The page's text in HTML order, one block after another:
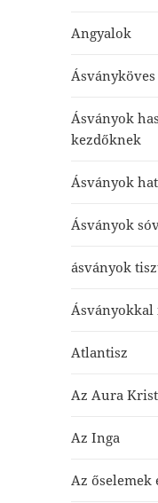
Angyalok
Ásványok
kezdőknek
Ásványok
Ásványok
ásványok
Ásványokkal
Atlantisz
Az Aura
Az Inga
Az őselemek